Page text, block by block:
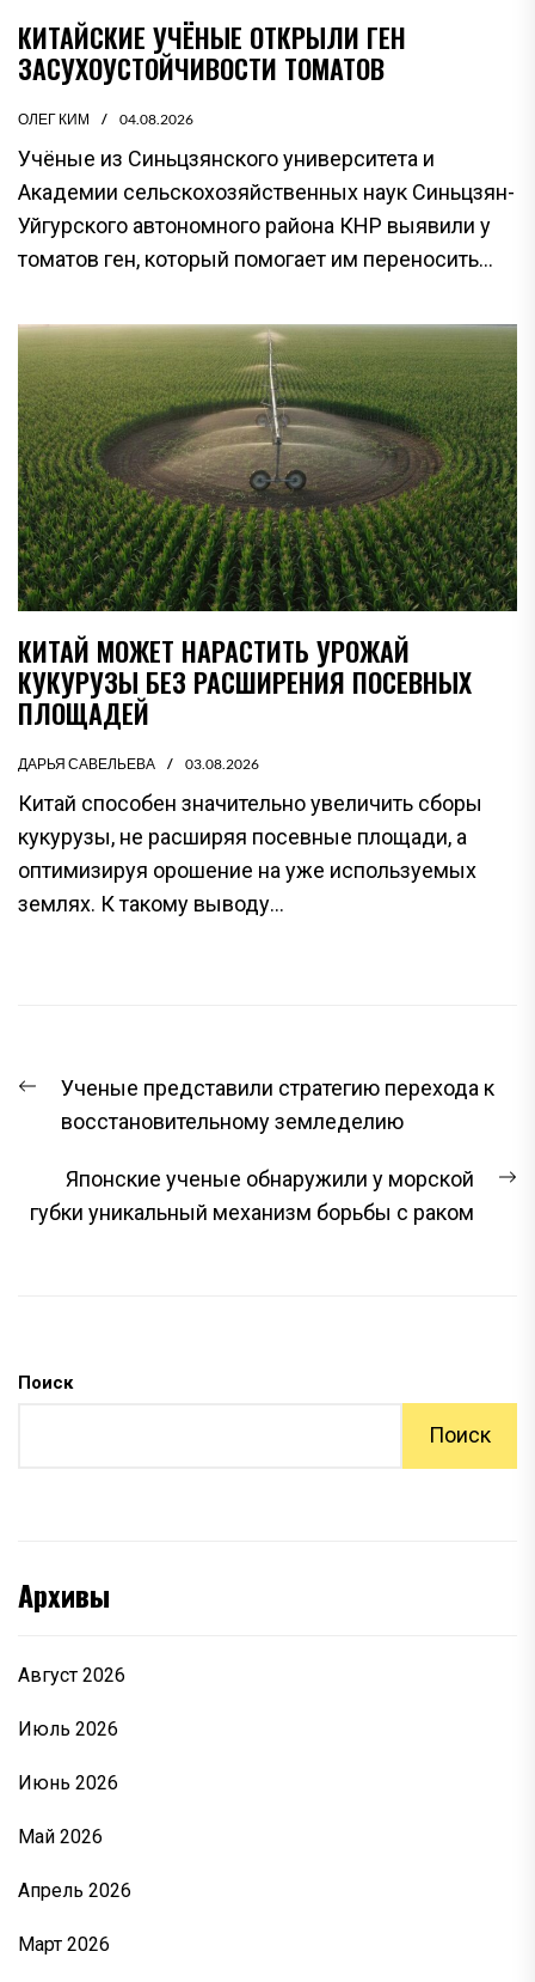
КИТАЙСКИЕ УЧЁНЫЕ ОТКРЫЛИ ГЕН
ЗАСУХОУСТОЙЧИВОСТИ ТОМАТОВ
ОЛЕГ КИМ 04.08.2026
Учёные из Синьцзянского университета и
Академии сельскохозяйственных наук Синьцзян-
Уйгурского автономного района КНР выявили у
томатов ген, который помогает им переносить...
КИТАЙ МОЖЕТ НАРАСТИТЬ УРОЖАЙ
КУКУРУЗЫ БЕЗ РАСШИРЕНИЯ ПОСЕВНЫХ
ПЛОЩАДЕЙ
ДАРЬЯ САВЕЛЬЕВА 03.08.2026
Китай способен значительно увеличить сборы
кукурузы, не расширяя посевные площади, а
оптимизируя орошение на уже используемых
землях. К такому выводу...
ПО
ЗАПИСЯМ
Предыдущая
запись:
Ученые представили стратегию перехода к
восстановительному земледелию
Японские ученые обнаружили у морской
губки уникальный механизм борьбы с раком
Поиск
Поиск
Архивы
Август 2026
Июль 2026
Июнь 2026
Май 2026
Апрель 2026
Март 2026